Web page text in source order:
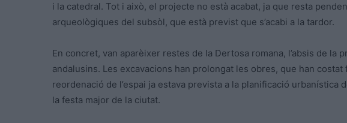
i la catedral. Tot i això, el projecte no està acabat, ja que resta
arqueològiques del subsòl, que està previst que s’acabi a la tardor.
En concret, van aparèixer restes de la Dertosa romana, l’absis de la
andalusins. Les excavacions han prolongat les obres, que han costat
reordenació de l’espai ja estava prevista a la planificació urbanística
la festa major de la ciutat.